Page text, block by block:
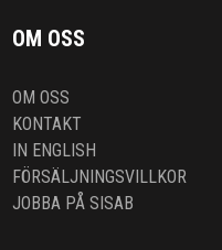
OM OSS
OM OSS
KONTAKT
IN ENGLISH
FÖRSÄLJNINGSVILLKOR
JOBBA PÅ SISAB